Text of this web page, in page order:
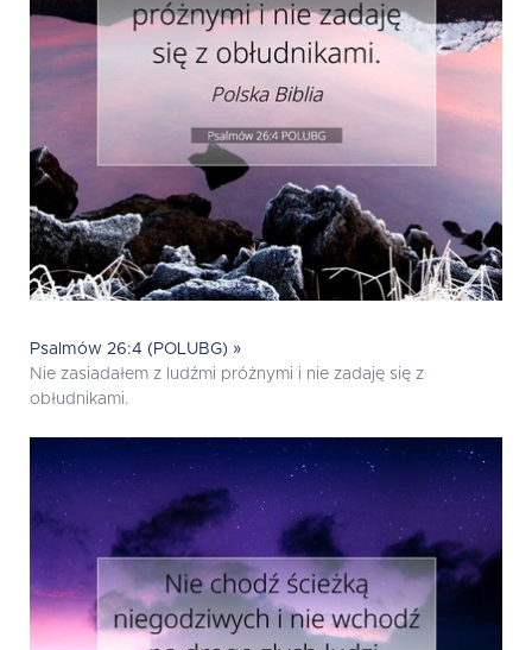
Psalmów 26:4 (POLUBG) »
Nie zasiadałem z ludźmi próżnymi i nie zadaję się z
obłudnikami.